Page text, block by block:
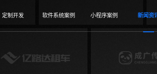
定制开发 软件系统案例 小程序案例 新闻资